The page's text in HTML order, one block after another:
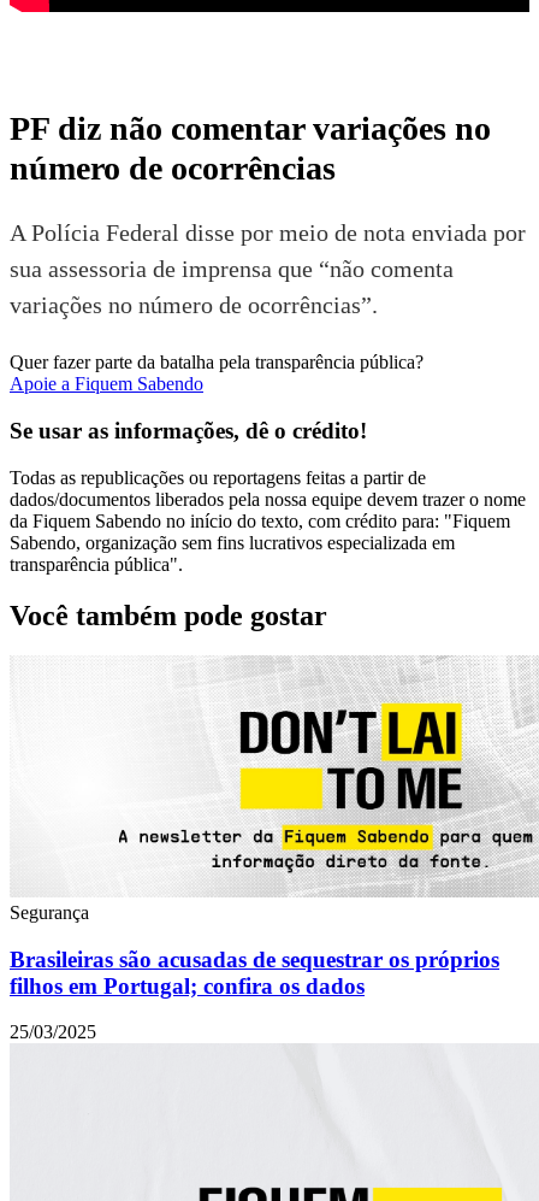
PF diz não comentar variações no
número de ocorrências
A Polícia Federal disse por meio de nota enviada por
sua assessoria de imprensa que “não comenta
variações no número de ocorrências”.
Quer fazer parte da batalha pela transparência pública?
Apoie a Fiquem Sabendo
Se usar as informações, dê o crédito!
Todas as republicações ou reportagens feitas a partir de
dados/documentos liberados pela nossa equipe devem trazer o nome
da Fiquem Sabendo no início do texto, com crédito para: "Fiquem
Sabendo, organização sem fins lucrativos especializada em
transparência pública".
Você também pode gostar
Segurança
Brasileiras são acusadas de sequestrar os próprios
filhos em Portugal; confira os dados
25/03/2025